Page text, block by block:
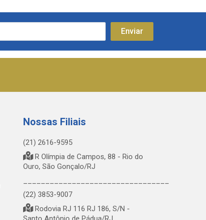
Nossas Filiais
(21) 2616-9595
R Olímpia de Campos, 88 - Rio do
Ouro, São Gonçalo/RJ
(22) 3853-9007
Rodovia RJ 116 RJ 186, S/N -